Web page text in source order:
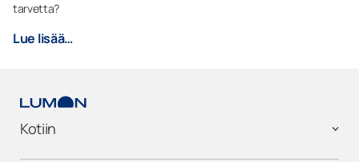
tarvetta?
Lue lisää…
Kotiin